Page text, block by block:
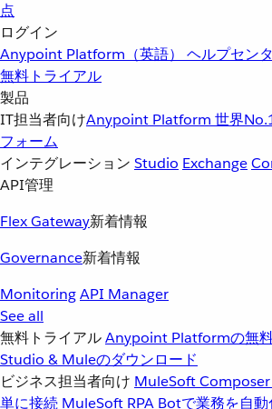
点
ログイン
Anypoint Platform（英語） ヘルプセン
無料トライアル
製品
IT担当者向けAnypoint Platform 世界
フォーム
インテグレーション Studio Exchange
API管理
Flex Gateway新着情報
Governance新着情報
MonitoringAPI Manager
See all
無料トライアルAnypoint Platformの無
Studio & Muleのダウンロード
ビジネス担当者向け MuleSoft Composer
単に接続 MuleSoft RPA Botで業務を自動